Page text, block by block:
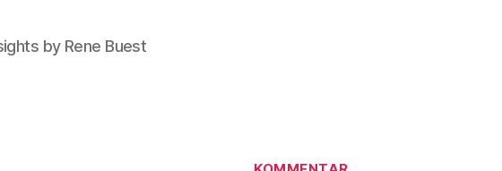
by Rene Buest
Categories